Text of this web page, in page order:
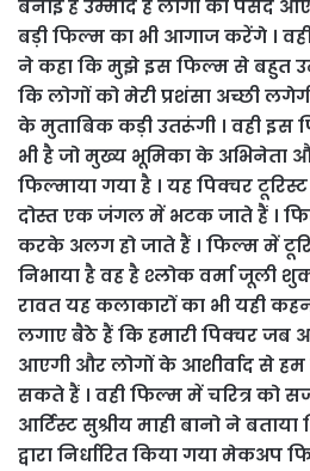
बनाई है उम्मीद है लोगों को पसंद
बड़ी फिल्म का भी आगाज करेंगे । वही
ने कहा कि मुझे इस फिल्म से बहुत
कि लोगों को मेरी प्रशंसा अच्छी
के मुताबिक कड़ी उतरूंगी । वही इस
भी है जो मुख्य भूमिका के अभिनेता
फिल्माया गया है । यह पिक्चर
दोस्त एक जंगल में भटक जाते हैं ।
करके अलग हो जाते हैं । फिल्म में
निभाया है वह है श्लोक वर्मा जूली
रावत यह कलाकारों का भी यही
लगाए बैठे हैं कि हमारी पिक्चर जब
आएगी और लोगों के आशीर्वाद से हम
सकते हैं । वही फिल्म में चरित्र को
आर्टिस्ट सुश्रीय माही बानो ने
द्वारा निर्धारित किया गया मेकअप